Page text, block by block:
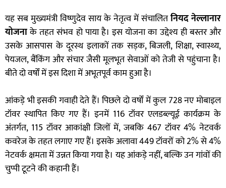
यह सब मुख्यमंत्री विष्णुदेव साय के नेतृत्व में संचालितनियद नेल्लानार
योजनाके तहत संभव हो पाया है। इस योजना का उद्देश्य ही बस्तर और
उसके आसपास के दूरस्थ इलाकों तक सड़क, बिजली, शिक्षा, स्वास्थ्य,
पेयजल, बैंकिंग और संचार जैसी मूलभूत सेवाओं को तेजी से पहुंचाना है।
बीते दो वर्षों में इस दिशा में अभूतपूर्व काम हुआ है।
आंकड़े भी इसकी गवाही देते हैं। पिछले दो वर्षों में कुल 728 नए मोबाइल
टॉवर स्थापित किए गए हैं। इनमें 116 टॉवर एलडब्ल्यूई कार्यक्रम के
अंतर्गत, 115 टॉवर आकांक्षी जिलों में, जबकि 467 टॉवर 4% नेटवर्क
कवरेज के तहत लगाए गए हैं। इसके अलावा 449 टॉवरों को 2% से 4%
नेटवर्क क्षमता में उन्नत किया गया है। यह आंकड़े नहीं, बल्कि उन गांवों की
चुप्पी टूटने की कहानी हैं।